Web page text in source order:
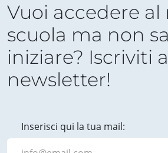
Vuoi accedere
scuola ma non
iniziare? Iscriviti
newsletter!
Inserisci qui la tua mail: